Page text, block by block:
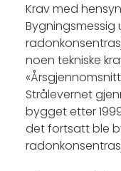
Krav med
Bygningsmessig
noen tekniske
Strålevernet
bygget etter
det fortsatt ble